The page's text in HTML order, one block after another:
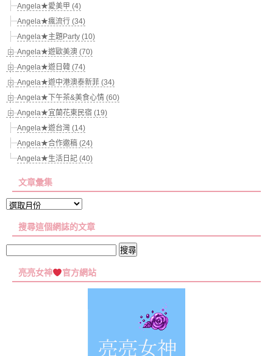
Angela★愛美甲 (4)
Angela★瘋流行 (34)
Angela★主題Party (10)
Angela★遊歐美澳 (70)
Angela★遊日韓 (74)
Angela★遊中港澳泰新菲 (34)
Angela★下午茶&美食心情 (60)
Angela★宜蘭花東民宿 (19)
Angela★遊台灣 (14)
Angela★合作邀稿 (24)
Angela★生活日記 (40)
文章彙集
文
彙
搜尋這個網誌的文章
關
亮亮女神 官方網站